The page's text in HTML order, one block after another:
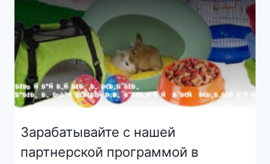
Зарабатывайте с нашей
партнерской программой в